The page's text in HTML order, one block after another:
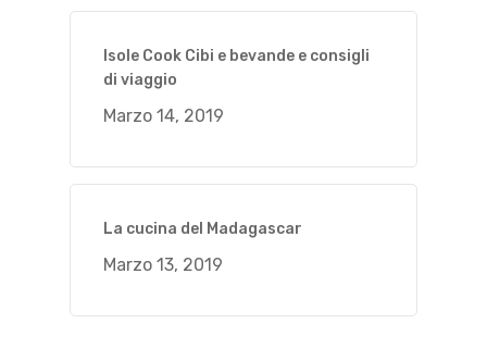
Isole Cook Cibi e bevande e consigli
di viaggio
Marzo 14, 2019
La cucina del Madagascar
Marzo 13, 2019